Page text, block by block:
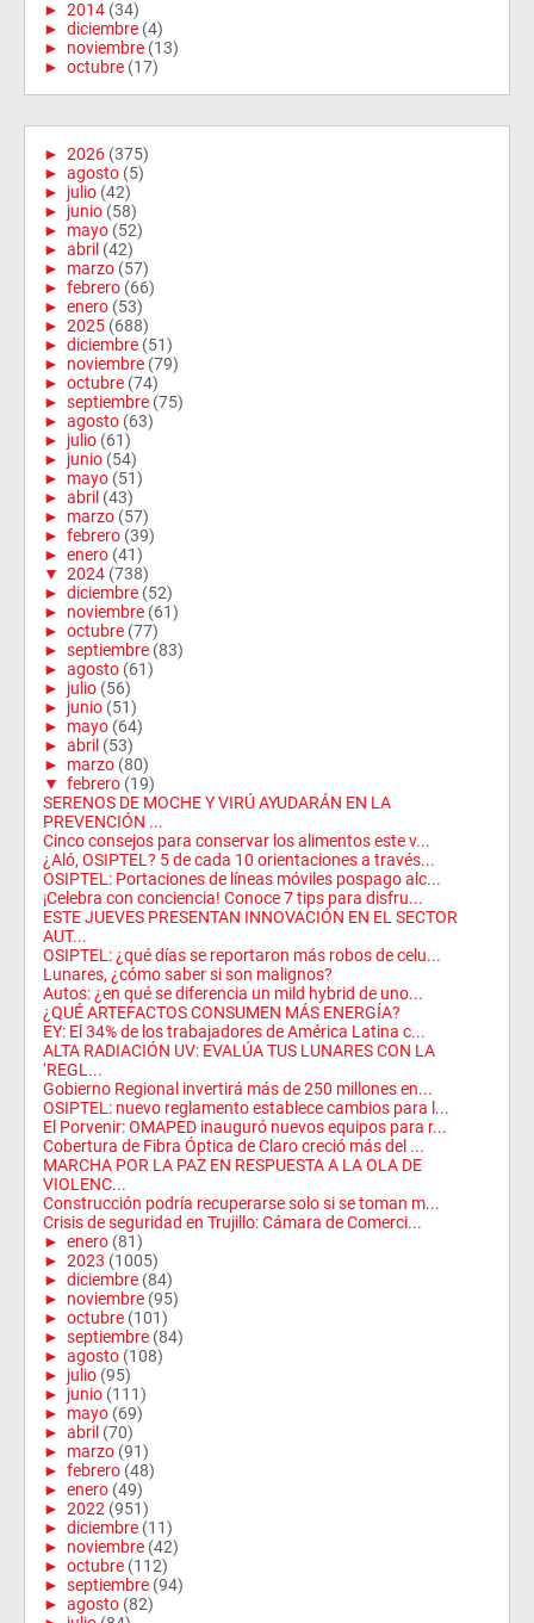
► 2014 (34)
► diciembre (4)
► noviembre (13)
► octubre (17)
► 2026 (375)
► agosto (5)
► julio (42)
► junio (58)
► mayo (52)
► abril (42)
► marzo (57)
► febrero (66)
► enero (53)
► 2025 (688)
► diciembre (51)
► noviembre (79)
► octubre (74)
► septiembre (75)
► agosto (63)
► julio (61)
► junio (54)
► mayo (51)
► abril (43)
► marzo (57)
► febrero (39)
► enero (41)
▼ 2024 (738)
► diciembre (52)
► noviembre (61)
► octubre (77)
► septiembre (83)
► agosto (61)
► julio (56)
► junio (51)
► mayo (64)
► abril (53)
► marzo (80)
▼ febrero (19)
SERENOS DE MOCHE Y VIRÚ AYUDARÁN EN LA
PREVENCIÓN ...
Cinco consejos para conservar los alimentos este v...
¿Aló, OSIPTEL? 5 de cada 10 orientaciones a través...
OSIPTEL: Portaciones de líneas móviles pospago alc...
¡Celebra con conciencia! Conoce 7 tips para disfru...
ESTE JUEVES PRESENTAN INNOVACIÓN EN EL SECTOR
AUT...
OSIPTEL: ¿qué días se reportaron más robos de celu...
Lunares, ¿cómo saber si son malignos?
Autos: ¿en qué se diferencia un mild hybrid de uno...
¿QUÉ ARTEFACTOS CONSUMEN MÁS ENERGÍA?
EY: El 34% de los trabajadores de América Latina c...
ALTA RADIACIÓN UV: EVALÚA TUS LUNARES CON LA
‘REGL...
Gobierno Regional invertirá más de 250 millones en...
OSIPTEL: nuevo reglamento establece cambios para l...
El Porvenir: OMAPED inauguró nuevos equipos para r...
Cobertura de Fibra Óptica de Claro creció más del ...
MARCHA POR LA PAZ EN RESPUESTA A LA OLA DE
VIOLENC...
Construcción podría recuperarse solo si se toman m...
Crisis de seguridad en Trujillo: Cámara de Comerci...
► enero (81)
► 2023 (1005)
► diciembre (84)
► noviembre (95)
► octubre (101)
► septiembre (84)
► agosto (108)
► julio (95)
► junio (111)
► mayo (69)
► abril (70)
► marzo (91)
► febrero (48)
► enero (49)
► 2022 (951)
► diciembre (11)
► noviembre (42)
► octubre (112)
► septiembre (94)
► agosto (82)